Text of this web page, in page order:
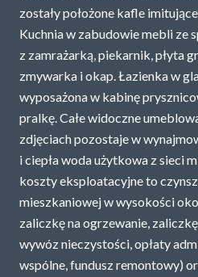
zostały położone kafle
Kuchnia w zabudowie mebli ze
z zamrażarką, piekarnik, płyta
zmywarka i okap. Łazienka w
wyposażona w kabinę
pralkę. Całe widoczne
zdjęciach pozostaje w
i ciepła woda użytkowa z sieci
koszty eksploatacyjne to
mieszkaniowej w wysokości
zaliczkę na ogrzewanie,
wywóz nieczystości, opłaty
wspólne, fundusz remontowy)